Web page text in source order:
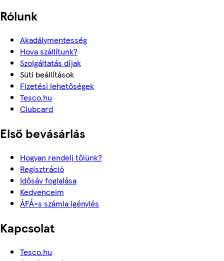
Rólunk
Akadálymentesség
Hova szállítunk?
Szolgáltatás díjak
Süti beállítások
Fizetési lehetőségek
Tesco.hu
Clubcard
Első bevásárlás
Hogyan rendelj tőlünk?
Regisztráció
Idősáv foglalása
Kedvenceim
ÁFÁ-s számla igénylés
Kapcsolat
Tesco.hu